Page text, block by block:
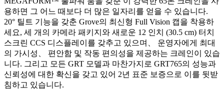
용하면 그 어느 때보다 더 많은 일자리를 얻을 수 있습니다.
20° 틸트 기능을 갖춘 Grove의 최신형 Full Vision 캡을 착용하
세요, 세 개의 카메라 패키지와 새로운 12 인치 (30.5 cm) 터치
스크린 CCS 디스플레이를 갖추고 있으며、 운영자에게 최대
의 가시성、 편안함 및 작동 편의성을 제공하는 크레인이 있습
니다. 그리고 모든 GRT 모델과 마찬가지로 GRT765의 성능과
신뢰성에 대한 확신을 갖고 있어 2년 표준 보증으로 이를 뒷받
침하고 있습니다.